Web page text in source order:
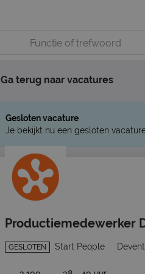
Ga terug naar vacatures
Gesloten vacature
Je bekijkt nu een gesloten
Productiemedewerker
GESLOTEN Start People